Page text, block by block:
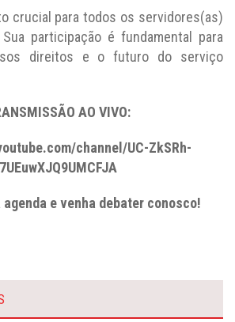
crucial para todos os servidores(as)
participação é fundamental para
direitos e o futuro do serviço
AO VIVO:
channel/UC-ZkSRh-
7UEuwXJQ9UMCFJA
agenda e venha debater conosco!